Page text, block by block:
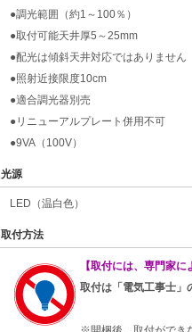
●調光範囲（約1～100％）
●取付可能天井厚5～25mm
●配光は傾斜天井対応ではありません
●照射近接限度10cm
●適合調光器別売
●リニューアルプレート併用不可
●9VA（100V）
光源
LED（温白色）
取付方法
【取付には、専門家に
取付は「電気工事士」